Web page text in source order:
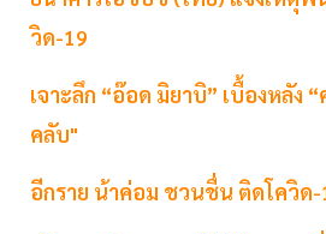
วิด-19
เจาะลึก “อ๊อด มิยาบิ” เบื้องหลัง
คลับ"
อีกราย น้าค่อม ชวนชื่น ติดโควิด-